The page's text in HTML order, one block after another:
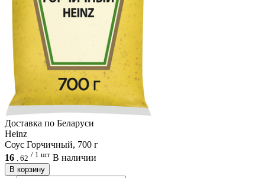
Доcтавка по Беларуси
Heinz
Соус Горчичный, 700 г
16 . 62 / 1 шт В наличии
В корзину